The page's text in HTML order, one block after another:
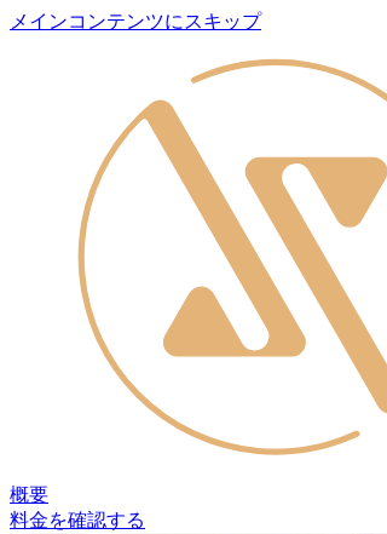
メインコンテンツにスキップ
概要
料金を確認する